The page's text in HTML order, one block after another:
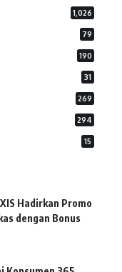
1,026
79
190
31
269
294
15
Hadirkan Promo
dengan Bonus